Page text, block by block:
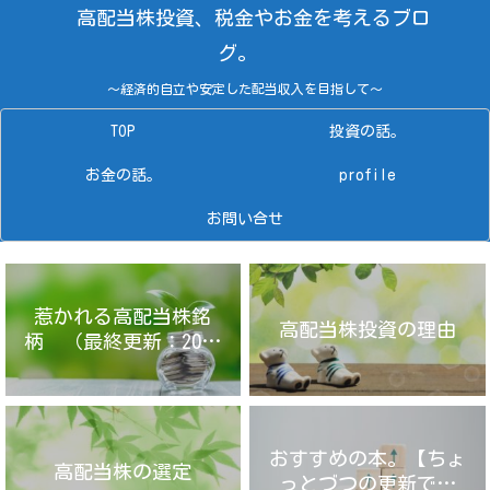
高配当株投資、税金やお金を考えるブロ
グ。
～経済的自立や安定した配当収入を目指して～
TOP 投資の話。
お金の話。 profile
お問い合せ
惹かれる高配当株銘
柄 （最終更新：2025
年4月14日）
高配当株投資の理由
高配当株の選定
おすすめの本。【ちょ
っとづつの更新です